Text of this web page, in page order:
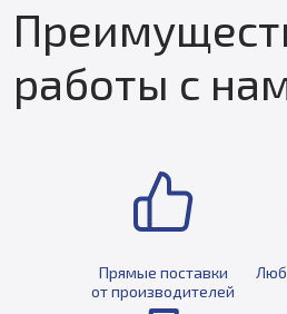
работы с
Прямые поставки
от производителей